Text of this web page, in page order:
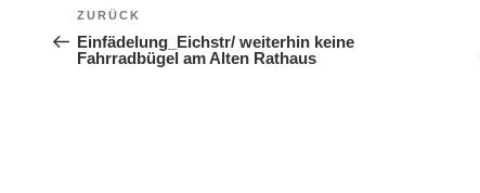
ZURÜCK
Einfädelung_Eichstr/ weiterhin keine
Fahrradbügel am Alten Rathaus